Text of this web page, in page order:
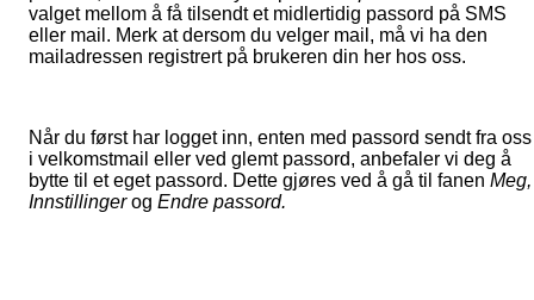
valget mellom å få tilsendt et midlertidig passord på SMS
eller mail. Merk at dersom du velger mail, må vi ha den
mailadressen registrert på brukeren din her hos oss.
Når du først har logget inn, enten med passord sendt fra oss
i velkomstmail eller ved glemt passord, anbefaler vi deg å
bytte til et eget passord. Dette gjøres ved å gå til fanen Meg,
Innstillingerog Endre passord.